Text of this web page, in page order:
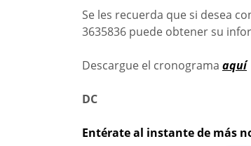
Se les recuerda que si desea
3635836 puede obtener su
Descargue el cronograma aquí
DC
Entérate al instante de más